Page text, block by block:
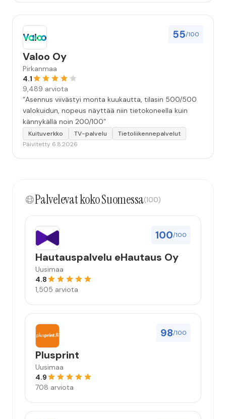
55/100
Valoo Oy
Pirkanmaa
4.1
9,489 arviota
“Asennus viivästyi monta kuukautta, tilasin 500/500
valokuidun, nopeus näyttää niin tietokoneella kuin
kännykällä noin 200/100”
Kuituverkko TV-palvelu
Tietoliikennepalvelut
Päivitetty 6.8.2026
Palvelevat koko Suomessa(100)
100/100
Hautauspalvelu eHautaus Oy
Uusimaa
4.8
1,505 arviota
98/100
Plusprint
Uusimaa
4.9
708 arviota